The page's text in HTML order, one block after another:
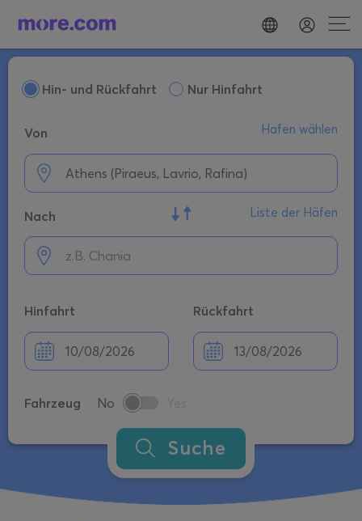
Hin- und Rückfahrt Nur Hinfahrt
Von Hafen wählen
Nach Liste der Häfen
Hinfahrt Rückfahrt
Fahrzeug No
Suche